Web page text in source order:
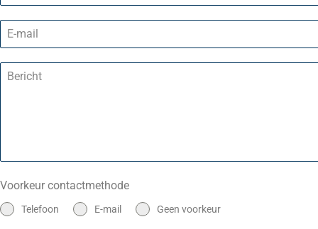
Voorkeur contactmethode
Telefoon E-mail Geen voorkeur